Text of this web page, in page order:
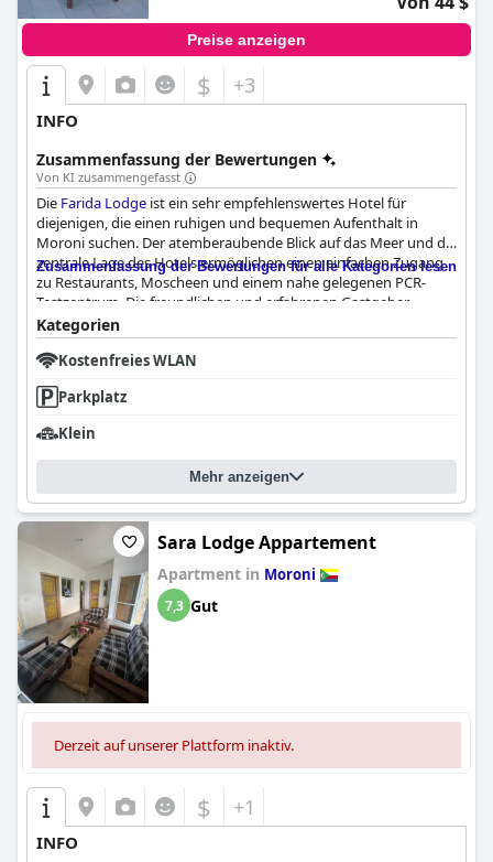
Preise anzeigen
$ +3
INFO
Zusammenfassung der Bewertungen
Von KI zusammengefasst
Die Farida Lodge ist ein sehr empfehlenswertes Hotel für
diejenigen, die einen ruhigen und bequemen Aufenthalt in
Moroni suchen. Der atemberaubende Blick auf das Meer und die
zentrale Lage des Hotels ermöglichen einen einfachen Zugang
zu Restaurants, Moscheen und einem nahe gelegenen PCR-
Testzentrum. Die freundlichen und erfahrenen Gastgeber
schaffen eine warme und gemütliche Atmosphäre, in der sich
die Gäste wie ein Teil der Familie fühlen. Die Hotelterrasse mit
Blick auf den Indischen Ozean lädt zum Entspannen ein, und die
nahe gelegenen Strände sind leicht zu erreichen. Insgesamt
waren die Gäste von der Lage und der persönlichen Betreuung
Wahl für einen Aufenthalt in Moroni macht.
Zusammenfassung der Bewertungen für alle Kategorien lesen
Kategorien
Kostenfreies WLAN
Parkplatz
Klein
Mehr anzeigen
Sara Lodge Appartement
Apartment in Moroni
7,3 Gut
Derzeit auf unserer Plattform inaktiv.
$ +1
INFO